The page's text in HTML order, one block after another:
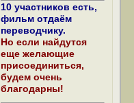
10 участников есть,
фильм отдаём
переводчику.
Но если найдутся
еще желающие
присоединиться,
будем очень
благодарны!